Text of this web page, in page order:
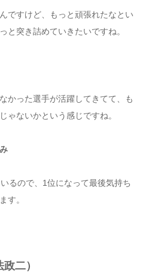
ですけど、もっと頑張れたなとい
と突き詰めていきたいですね。
かった選手が活躍してきてて、も
ゃないかという感じですね。
るので、1位になって最後気持ち
す。
二）